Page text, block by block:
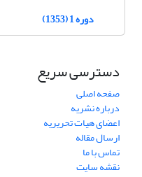
دوره 1 (1353)
دسترسی سریع
صفحه اصلی
درباره نشریه
اعضای هیات تحریریه
ارسال مقاله
تماس با ما
نقشه سایت